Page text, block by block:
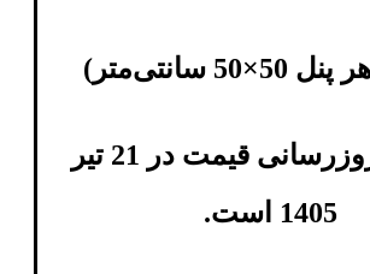
سانتی‌متر )
آخرین بروزرسانی قیمت در 21 تیر
1405 است.